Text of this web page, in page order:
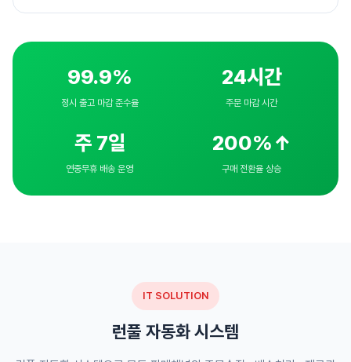
99.9%
정시 출고 마감 준수율
24시간
주문 마감 시간
주 7일
연중무휴 배송 운영
200%↑
구매 전환율 상승
IT SOLUTION
런풀 자동화 시스템